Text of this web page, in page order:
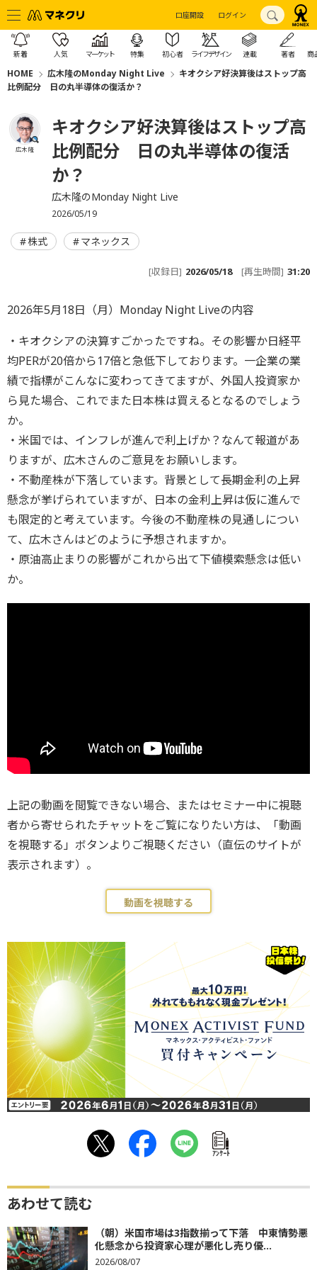
口座開設 ログイン
新着 人気 マーケット 特集 初心者 ライフデザイン 連載 著者 商
HOME 広木隆のMonday Night Live
キオクシア好決算後はストップ高
比例配分 日の丸半導体の復活か？
広木 隆
キオクシア好決算後はストップ高
比例配分 日の丸半導体の復活
か？
広木隆のMonday Night Live
2026/05/19
株式 マネックス
[収録日] 2026/05/18 [再生時間] 31:20
2026年5月18日（月）Monday Night Liveの内容
・キオクシアの決算すごかったですね。その影響か日経平
均PERが20倍から17倍と急低下しております。一企業の業
績で指標がこんなに変わってきてますが、外国人投資家か
ら見た場合、これでまた日本株は買えるとなるのでしょう
か。
・米国では、インフレが進んで利上げか？なんて報道があ
りますが、広木さんのご意見をお願いします。
・不動産株が下落しています。背景として長期金利の上昇
懸念が挙げられていますが、日本の金利上昇は仮に進んで
も限定的と考えています。今後の不動産株の見通しについ
て、広木さんはどのように予想されますか。
・原油高止まりの影響がこれから出て下値模索懸念は低い
か。
上記の動画を閲覧できない場合、またはセミナー中に視聴
者から寄せられたチャットをご覧になりたい方は、「動画
を視聴する」ボタンよりご視聴ください（直伝のサイトが
表示されます）。
動画を視聴する
ｱﾝｹｰﾄ
あわせて読む
（朝）米国市場は3指数揃って下落 中東情勢悪
化懸念から投資家心理が悪化し売り優...
2026/08/07